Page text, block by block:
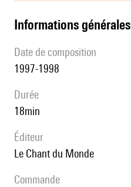
informations générales
date de composition
1997-1998
durée
18min
éditeur
Le Chant du Monde
Commande